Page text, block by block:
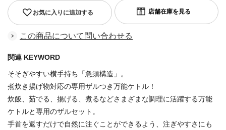
お気に入りに追加する
この商品について問い合わせる
関連 KEYWORD
そそぎやすい横手持ち「急須構造」。
煮炊き揚げ物対応の専用ザルつき万能ケトル！
炊飯、茹でる、揚げる、煮るなどさまざまな調理に活躍する万能
ケトルと専用のザルセット。
手首を返すだけで自然に注ぐことができるよう、注ぎやすさにも